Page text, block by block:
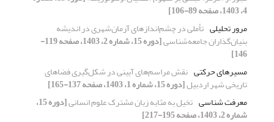
4، 1403، صفحه 89-106]
مرور تحلیلی تأملی در چشم‌اندازهای آرمان‌شهری در اندیشه
بنیان‌گذاران جامعه‌شناسی [دوره 15، شماره 2، 1403، صفحه 119-
146]
مسیرهای حرکتی نقش مراسم‌های آیینی در شکل‌گیری فضاهای
تاریخی شهر اردبیل[دوره 15، شماره 1، 1403، صفحه 137-165]
معرفت شناسی تخیل به مثابه زبان مشترک علوم انسانی [دوره 15،
شماره 2، 1403، صفحه 195-217]